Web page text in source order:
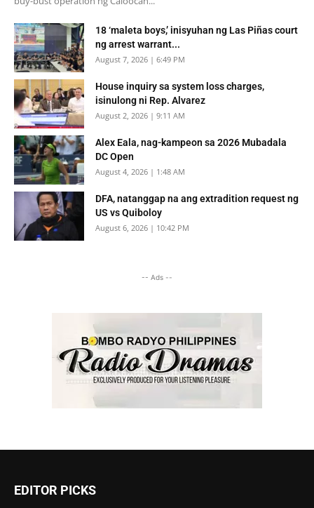
18 ‘maleta boys,’ inisyuhan ng Las Piñas court
ng arrest warrant...
August 7, 2026 | 6:49 PM
House inquiry sa system loss charges,
isinulong ni Rep. Alvarez
August 2, 2026 | 9:11 AM
Alex Eala, nag-kampeon sa 2026 Mubadala
DC Open
August 4, 2026 | 1:48 AM
DFA, natanggap na ang extradition request ng
US vs Quiboloy
August 6, 2026 | 10:42 PM
-- Ads --
EDITOR PICKS